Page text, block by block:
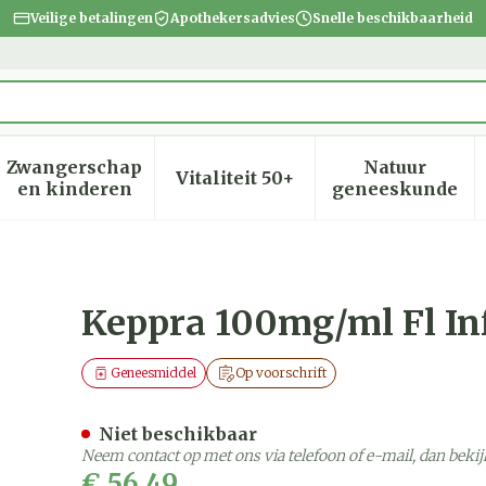
Veilige betalingen Apothekersadvies Snelle beschikbaarheid
verzorging en hygiëne categorie
voor Dieet, voeding en vitamines categorie
Zwangerschap
en kinderenToon submenu voor Zwangerschap en
Vitaliteit 50+Toon submenu voor
Natuur
geneeskunde
Toon
X 5mlKeppra 100mg/ml Fl
Op voorschrift
Geneesmiddel
Niet beschikbaar
Neem contact op met ons via telefoon of e-mail, dan